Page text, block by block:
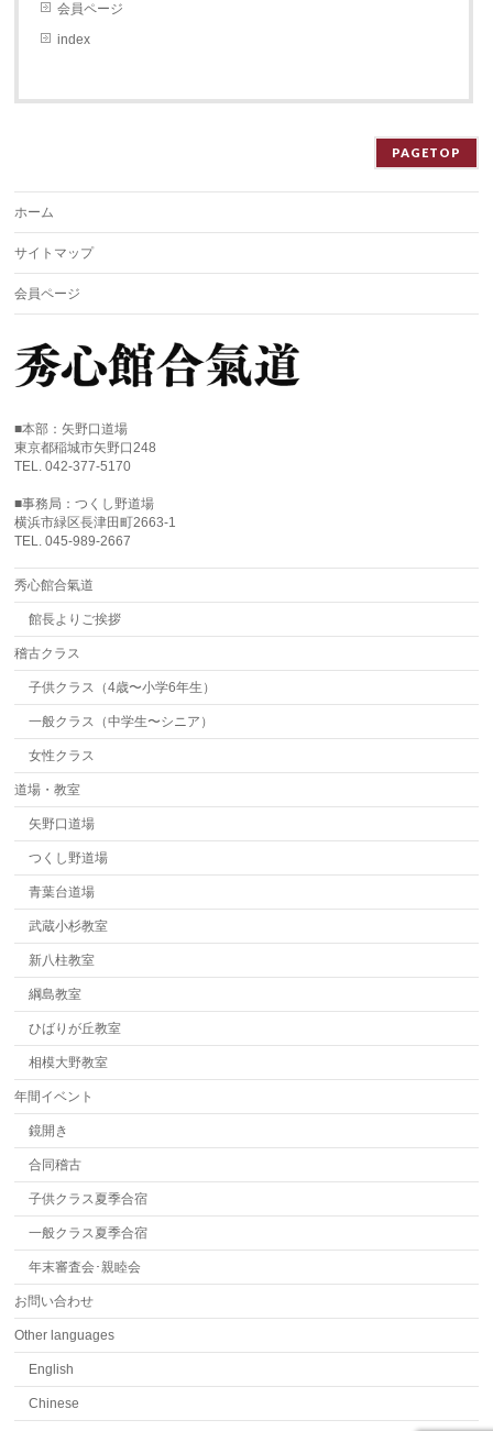
会員ページ
index
PAGETOP
ホーム
サイトマップ
会員ページ
■本部：矢野口道場
東京都稲城市矢野口248
TEL. 042-377-5170
■事務局：つくし野道場
横浜市緑区長津田町2663-1
TEL. 045-989-2667
秀心館合氣道
館長よりご挨拶
稽古クラス
子供クラス（4歳〜小学6年生）
一般クラス（中学生〜シニア）
女性クラス
道場・教室
矢野口道場
つくし野道場
青葉台道場
武蔵小杉教室
新八柱教室
綱島教室
ひばりが丘教室
相模大野教室
年間イベント
鏡開き
合同稽古
子供クラス夏季合宿
一般クラス夏季合宿
年末審査会･親睦会
お問い合わせ
Other languages
English
Chinese